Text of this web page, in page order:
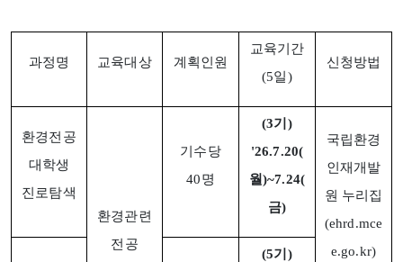
과정명 교육대상 계획인원
교육기간
(5일)
신청방법
환경전공
대학생
진로탐색
환경관련
전공
기수당
40명
(3기)
'26.7.20(
월)~7.24(
금)
국립환경
인재개발
원 누리집
(ehrd.mce
e.go.kr)
(5기)